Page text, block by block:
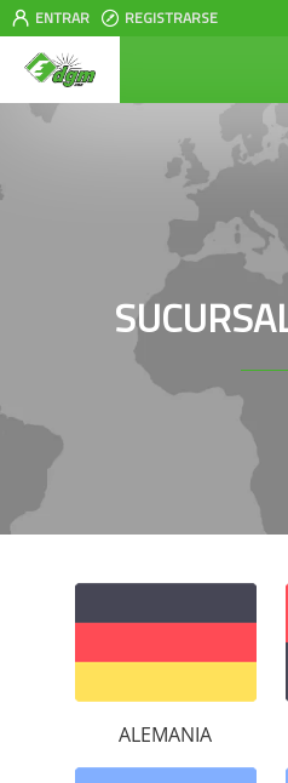
ENTRAR REGISTRARSE
ALEMANIA